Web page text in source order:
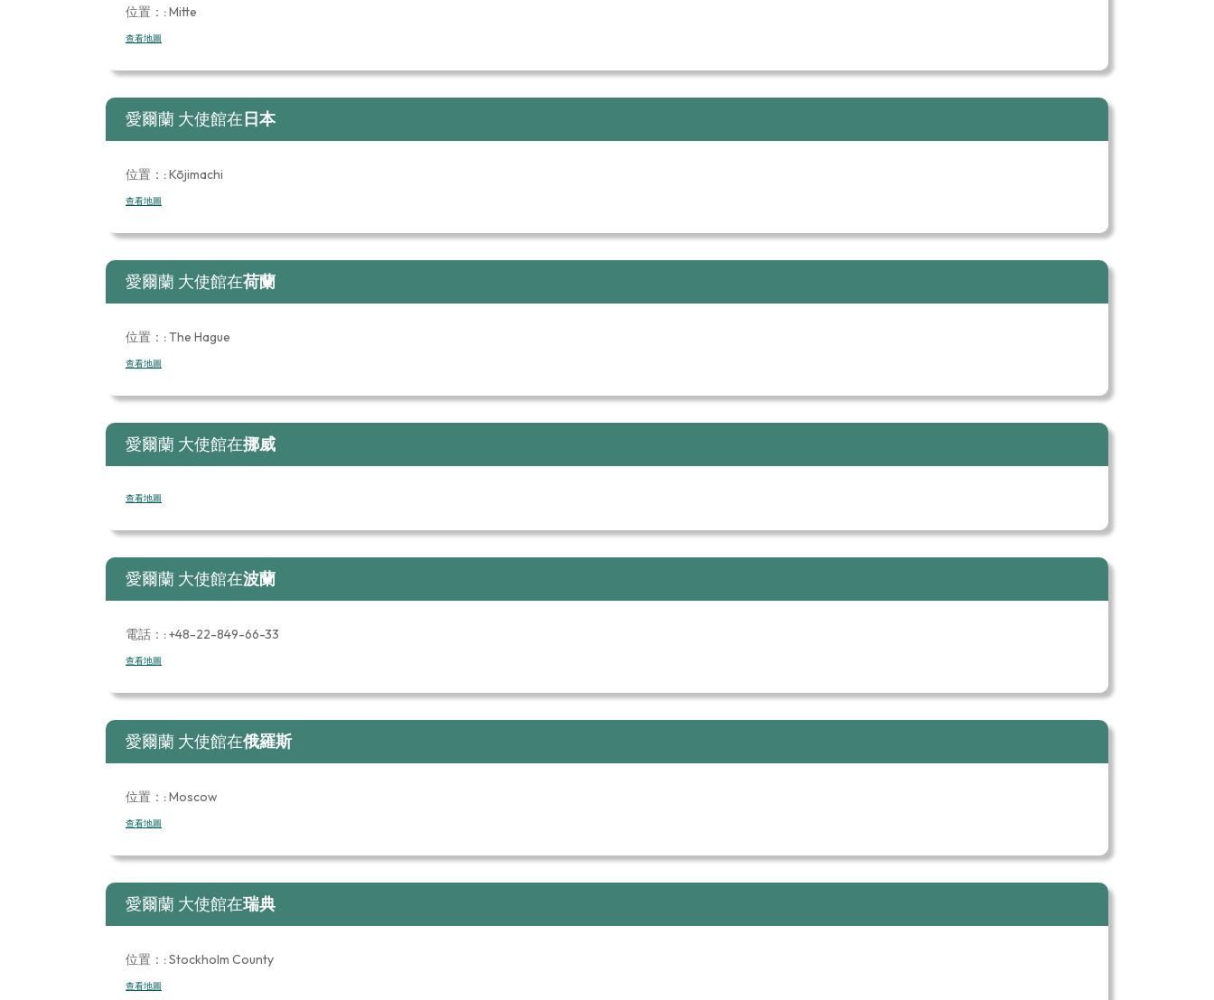
位置：:Mitte
查看地圖
愛爾蘭 大使館在日本
位置：:Kōjimachi
查看地圖
愛爾蘭 大使館在荷蘭
位置：:The Hague
查看地圖
愛爾蘭 大使館在挪威
查看地圖
愛爾蘭 大使館在波蘭
電話：:+48-22-849-66-33
查看地圖
愛爾蘭 大使館在俄羅斯
位置：:Moscow
查看地圖
愛爾蘭 大使館在瑞典
位置：:Stockholm County
查看地圖